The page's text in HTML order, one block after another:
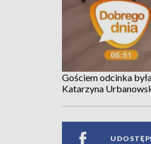
Gościem odcinka
Katarzyna